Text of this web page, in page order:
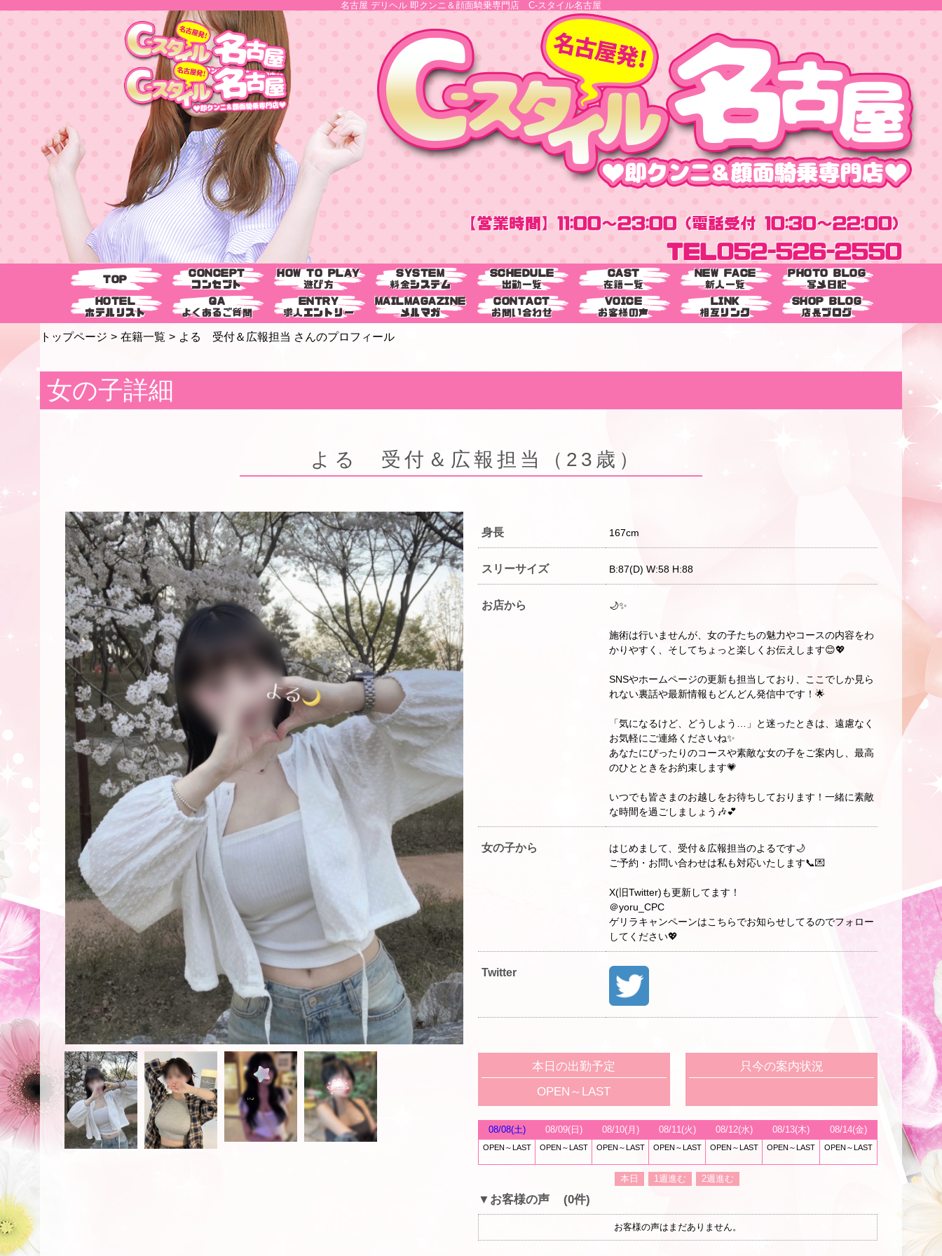
名古屋 デリヘル 即クンニ＆顔面騎乗専門店 C-スタイル名古屋
【営業時間】11:00～23:00 (電話受付 10:30～22:00)
TEL052-526-2550
TOP
CONCEPT
コンセプト
HOW TO PLAY
遊び方
SYSTEM
料金システム
SCHEDULE
出勤一覧
CAST
在籍一覧
NEW FACE
新人一覧
PHOTO BLOG
写メ日記
HOTEL
ホテルリスト
QA
よくあるご質問
ENTRY
求人エントリー
MAILMAGAZINE
メルマガ
CONTACT
お問い合わせ
VOICE
お客様の声
LINK
相互リンク
SHOP BLOG
店長ブログ
トップページ 在籍一覧 よる 受付＆広報担当 さんのプロフィール
女の子詳細
よる 受付＆広報担当（23歳）
身長 167cm
スリーサイズ B:87(D) W:58 H:88
お店から 🌙✨
施術は行いませんが、女の子たちの魅力やコースの内容をわ
かりやすく、そしてちょっと楽しくお伝えします😊💖
SNSやホームページの更新も担当しており、ここでしか見ら
れない裏話や最新情報もどんどん発信中です！🌟
「気になるけど、どうしよう…」と迷ったときは、遠慮なく
お気軽にご連絡くださいね✨
あなたにぴったりのコースや素敵な女の子をご案内し、最高
のひとときをお約束します💗
いつでも皆さまのお越しをお待ちしております！一緒に素敵
な時間を過ごしましょう🎶💕
女の子から
はじめまして、受付＆広報担当のよるです🌙
ご予約・お問い合わせは私も対応いたします📞💌
X(旧Twitter)も更新してます！
＠yoru_CPC
ゲリラキャンペーンはこちらでお知らせしてるのでフォロー
してください💖
Twitter
本日の出勤予定
OPEN～LAST
只今の案内状況
08/08(土) 08/09(日) 08/10(月) 08/11(火) 08/12(水) 08/13(木) 08/14(金)
OPEN～LAST OPEN～LAST OPEN～LAST OPEN～LAST OPEN～LAST OPEN～LAST OPEN～LAST
本日 1週進む 2週進む
▼お客様の声 (0件)
お客様の声はまだありません。